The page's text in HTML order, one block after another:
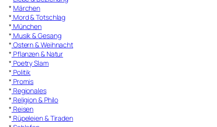
* Märchen
* Mord & Totschlag
* München
* Musik & Gesang
* Ostern & Weihnacht
* Pflanzen & Natur
* Poetry Slam
* Politik
* Promis
* Regionales
* Religion & Philo
* Reisen
* Rüpeleien & Tiraden